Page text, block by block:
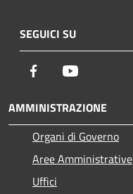
SEGUICI SU
Facebook
AMMINISTRAZIONE
Organi di Governo
Aree Amministrative
Uffici